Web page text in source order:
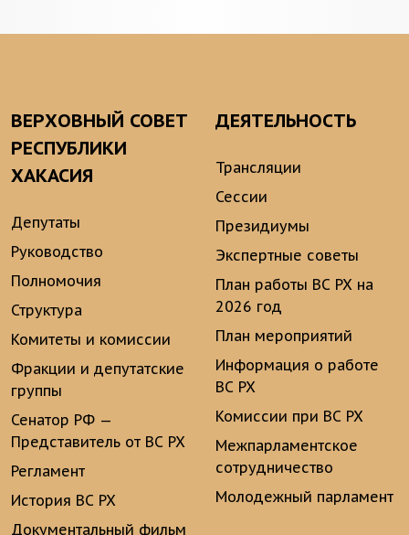
ВЕРХОВНЫЙ СОВЕТ
РЕСПУБЛИКИ
ХАКАСИЯ
Депутаты
Руководство
Полномочия
Структура
Комитеты и комиссии
Фракции и депутатские
группы
Сенатор РФ —
Представитель от ВС РХ
Регламент
История ВС РХ
Документальный фильм
ДЕЯТЕЛЬНОСТЬ
Трансляции
Сессии
Президиумы
Экспертные советы
План работы ВС РХ на
2026 год
План мероприятий
Информация о работе
ВС РХ
Комиссии при ВС РХ
Межпарламентское
сотрудничество
Молодежный парламент